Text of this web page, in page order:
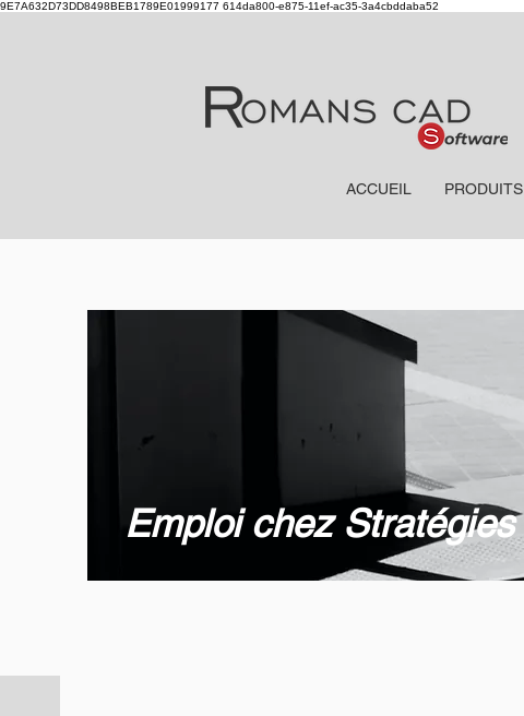
9E7A632D73DD8498BEB1789E01999177 614da800-e875-11ef-ac35-3a4cbddaba52
ACCUEIL PRODUITS
Emploi chez Stratégies